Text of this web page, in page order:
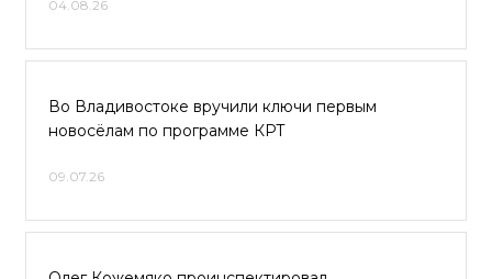
04.08.26
Во Владивостоке вручили ключи первым
новосёлам по программе КРТ
09.07.26